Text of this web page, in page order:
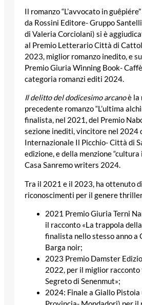
Il romanzo “L’avvocato in
da Rossini Editore- Gruppo
di Valeria Corciolani) si è
al Premio Letterario Città di
2023, miglior romanzo inedito, e
Premio Giuria Winning Book-
categoria romanzi editi 2024.
Il delitto del dodicesimo arcanoè la
precedente romanzo “L’ultima
finalista, nel 2021, del Premio
sezione inediti, vincitore nel 2024
Internazionale Il Picchio- Città di
edizione, e della menzione
Casa Sanremo writers 2024.
Tra il 2021 e il 2023, ha ottenuto
riconoscimenti per il genere
2021 Premio Giuria Terni
il racconto «La trappola
finalista nello stesso anno a
Barga noir;
2023 Premio Damster
2022, per il miglior
Segreto di Senenmut»;
2024: Finale a Giallo Pistoia